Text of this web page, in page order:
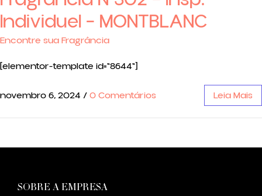
Individuel – MONTBLANC
Encontre sua Fragrância
[elementor-template id="8644"]
novembro 6, 2024 /0 Comentários Leia Mais
SOBRE A EMPRESA